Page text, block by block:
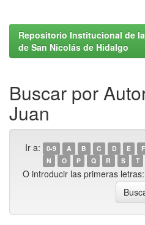
Repositorio Institucional de
de San Nicolás de Hidalgo
Buscar por
Juan
Ir a: 0-9 A B C D E F
N
O P Q R S T
O introducir las primeras letras: